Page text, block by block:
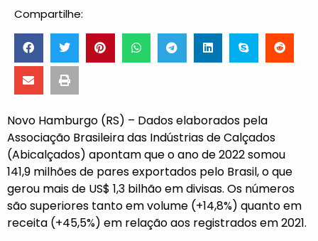
Compartilhe:
Novo Hamburgo (RS) – Dados elaborados pela
Associação Brasileira das Indústrias de Calçados
(Abicalçados) apontam que o ano de 2022 somou
141,9 milhões de pares exportados pelo Brasil, o que
gerou mais de US$ 1,3 bilhão em divisas. Os números
são superiores tanto em volume (+14,8%) quanto em
receita (+45,5%) em relação aos registrados em 2021.